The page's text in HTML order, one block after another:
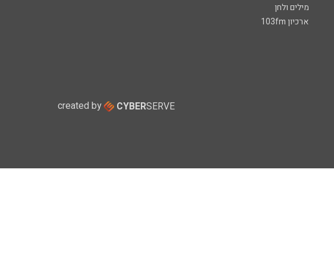
מילים ולחן
ארכיון 103fm
created by CYBERSERVE